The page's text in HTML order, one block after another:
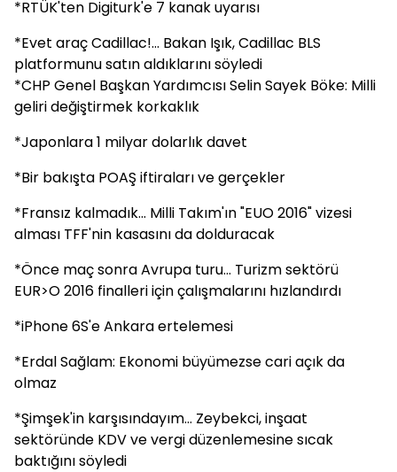
*RTÜK'ten Digiturk'e 7 kanak uyarısı
*Evet araç Cadillac!... Bakan Işık, Cadillac BLS
platformunu satın aldıklarını söyledi
*CHP Genel Başkan Yardımcısı Selin Sayek Böke: Milli
geliri değiştirmek korkaklık
*Japonlara 1 milyar dolarlık davet
*Bir bakışta POAŞ iftiraları ve gerçekler
*Fransız kalmadık... Milli Takım'ın "EUO 2016" vizesi
alması TFF'nin kasasını da dolduracak
*Önce maç sonra Avrupa turu... Turizm sektörü
EUR>O 2016 finalleri için çalışmalarını hızlandırdı
*iPhone 6S'e Ankara ertelemesi
*Erdal Sağlam: Ekonomi büyümezse cari açık da
olmaz
*Şimşek'in karşısındayım... Zeybekci, inşaat
sektöründe KDV ve vergi düzenlemesine sıcak
baktığını söyledi